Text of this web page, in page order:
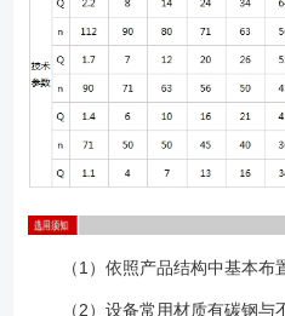
（1）依照产品结构中基本布
（2）设备常用材质有碳钢与